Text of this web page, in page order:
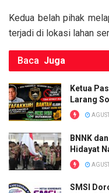
o
p
Kedua belah pihak
terjadi di lokasi lahan
Baca Juga
Ketua
Larang
BNNK
Hidayat
SMSI